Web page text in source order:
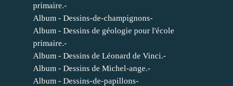
primaire.-
Album - Dessins-de-champignons-
Album - Dessins de géologie pour l'école
primaire.-
Album - Dessins de Léonard de Vinci.-
Album - Dessins de Michel-ange.-
Album - Dessins-de-papillons-